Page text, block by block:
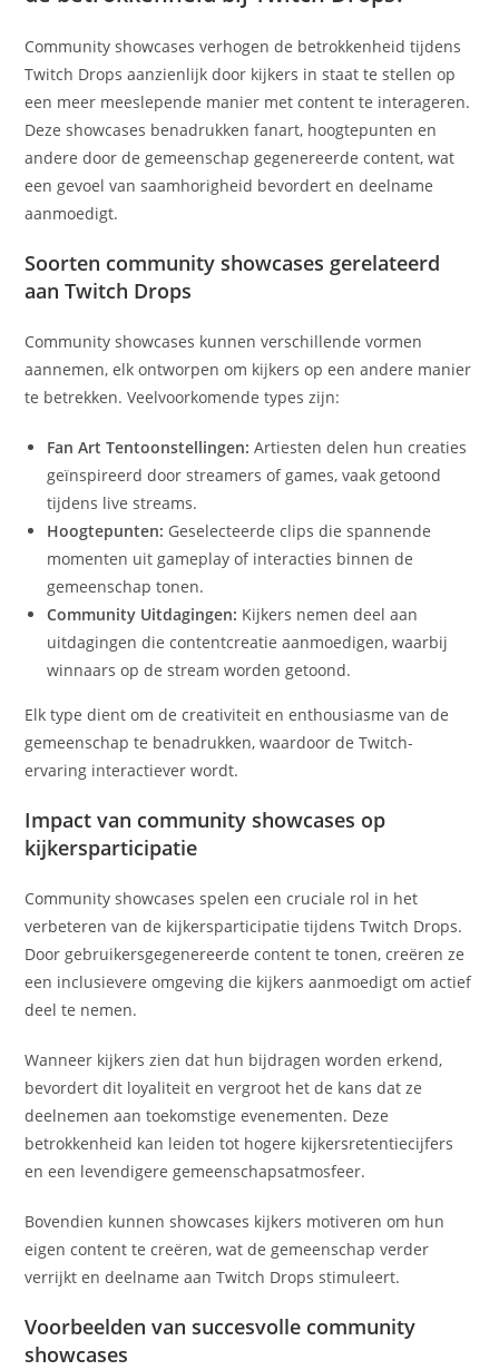
Community showcases verhogen de betrokkenheid tijdens
Twitch Drops aanzienlijk door kijkers in staat te stellen op
een meer meeslepende manier met content te interageren.
Deze showcases benadrukken fanart, hoogtepunten en
andere door de gemeenschap gegenereerde content, wat
een gevoel van saamhorigheid bevordert en deelname
aanmoedigt.
Soorten community showcases gerelateerd
aan Twitch Drops
Community showcases kunnen verschillende vormen
aannemen, elk ontworpen om kijkers op een andere manier
te betrekken. Veelvoorkomende types zijn:
Fan Art Tentoonstellingen: Artiesten delen hun creaties
geïnspireerd door streamers of games, vaak getoond
tijdens live streams.
Hoogtepunten: Geselecteerde clips die spannende
momenten uit gameplay of interacties binnen de
gemeenschap tonen.
Community Uitdagingen: Kijkers nemen deel aan
uitdagingen die contentcreatie aanmoedigen, waarbij
winnaars op de stream worden getoond.
Elk type dient om de creativiteit en enthousiasme van de
gemeenschap te benadrukken, waardoor de Twitch-
ervaring interactiever wordt.
Impact van community showcases op
kijkersparticipatie
Community showcases spelen een cruciale rol in het
verbeteren van de kijkersparticipatie tijdens Twitch Drops.
Door gebruikersgegenereerde content te tonen, creëren ze
een inclusievere omgeving die kijkers aanmoedigt om actief
deel te nemen.
Wanneer kijkers zien dat hun bijdragen worden erkend,
bevordert dit loyaliteit en vergroot het de kans dat ze
deelnemen aan toekomstige evenementen. Deze
betrokkenheid kan leiden tot hogere kijkersretentiecijfers
en een levendigere gemeenschapsatmosfeer.
Bovendien kunnen showcases kijkers motiveren om hun
eigen content te creëren, wat de gemeenschap verder
verrijkt en deelname aan Twitch Drops stimuleert.
Voorbeelden van succesvolle community
showcases